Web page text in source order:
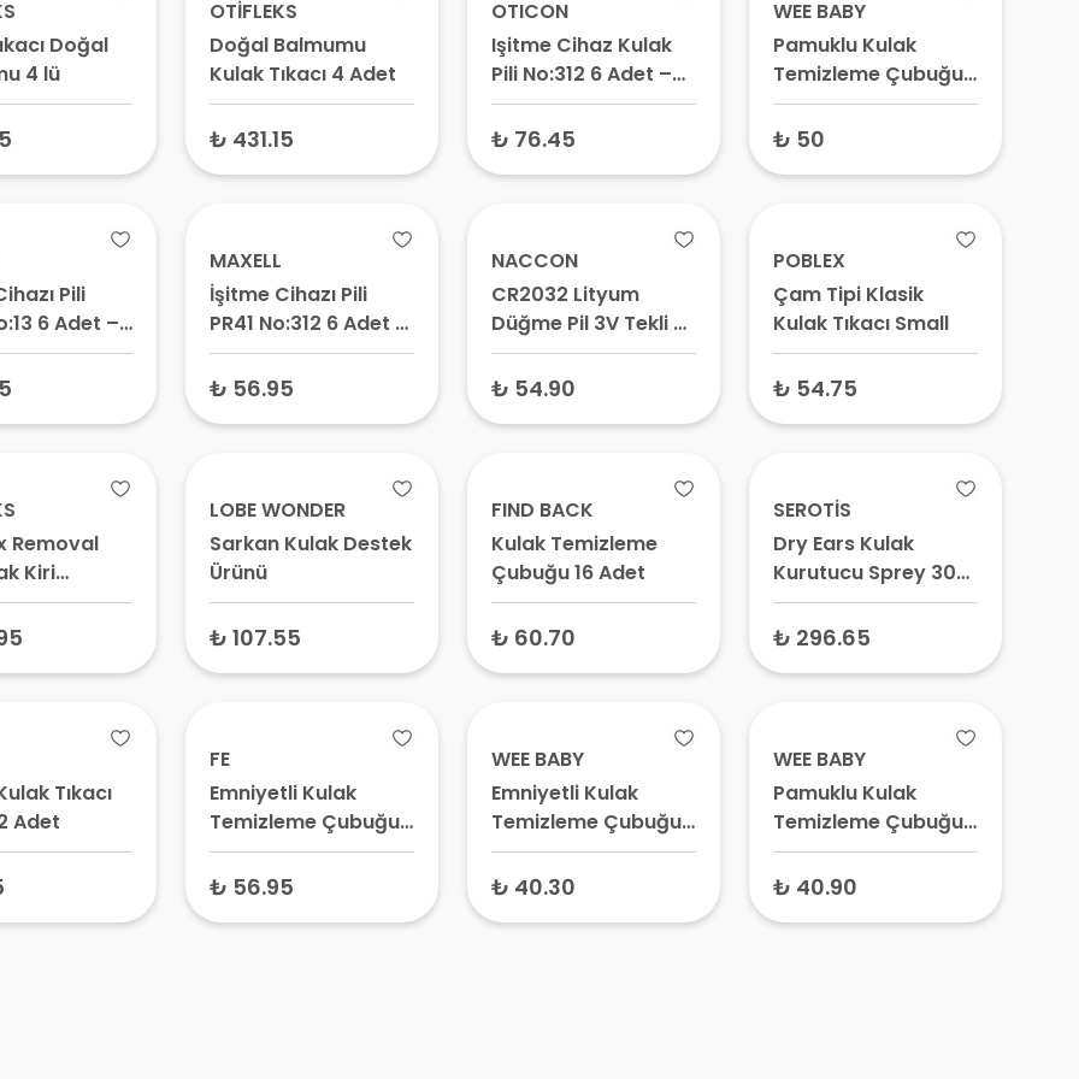
Doğal
4 lü
OTİFLEKS
Doğal Balmumu
Kulak Tıkacı 4 Adet
₺ 431.15
OTICON
Işitme Cihaz Kulak
Pili No:312 6 Adet –
312 Numara Pil,
Kahverengi Pil, PR41
₺ 76.45
WEE BABY
Pamuklu Kulak
Temizleme Çubuğu
200 Adet – Bebek
Kulak Pamuğu,
₺ 50
Pili
6 Adet –
Pil,
MAXELL
İşitme Cihazı Pili
PR41 No:312 6 Adet –
312 Numara Pil, A312
Çinko Hava Pil
₺ 56.95
NACCON
CR2032 Lityum
Düğme Pil 3V Tekli –
Para Pil, Saat Pili,
Anakart Pili
₺ 54.90
POBLEX
Çam Tipi Klasik
Kulak Tıkacı Small
₺ 54.75
Removal
Kiri
Seti 30
LOBE WONDER
Sarkan Kulak Destek
Ürünü
₺ 107.55
FIND BACK
Kulak Temizleme
Çubuğu 16 Adet
₺ 60.70
SEROTİS
Dry Ears Kulak
Kurutucu Sprey 30
ml
₺ 296.65
Tıkacı
Adet
FE
Emniyetli Kulak
Temizleme Çubuğu
60 Adet
₺ 56.95
WEE BABY
Emniyetli Kulak
Temizleme Çubuğu
894 60 Adet
₺ 40.30
WEE BABY
Pamuklu Kulak
Temizleme Çubuğu
100 Adet – Bebek
Kulak Pamuğu, Kulak
₺ 40.90